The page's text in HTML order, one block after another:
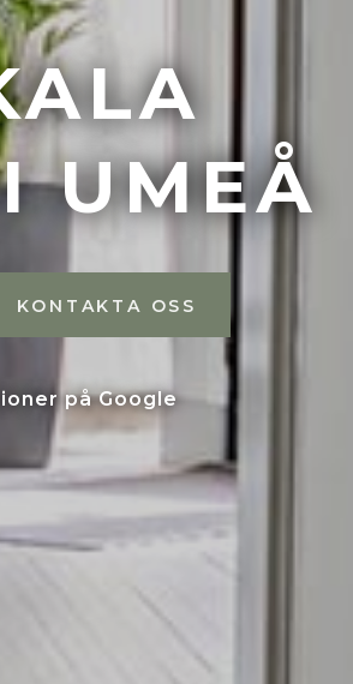
UMEÅ
KONTAKTA OSS
på Google